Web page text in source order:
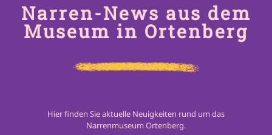
Narren-News aus dem
Museum in Ortenberg
Hier finden Sie aktuelle Neuigkeiten rund um das
Narrenmuseum Ortenberg.
Ortenberger Stiftung